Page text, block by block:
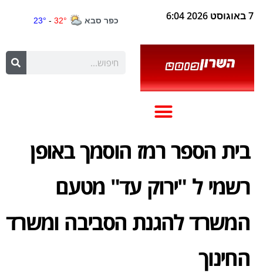
7 באוגוסט 2026 6:04
בית הספר רמז הוסמך באופן
רשמי ל "ירוק עד" מטעם
המשרד להגנת הסביבה ומשרד
החינוך